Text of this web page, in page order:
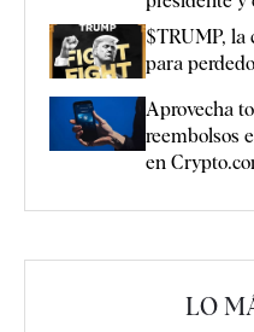
$TRUMP, la
para
Aprovecha
reembolsos
en
LO